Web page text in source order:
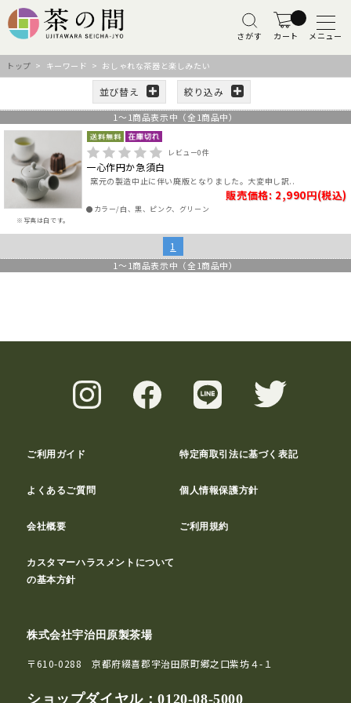
さがす カート メニュー
トップ > キーワード > おしゃれな茶器と楽しみたい
並び替え 絞り込み
1 ～ 1商品表示中（全 1商品中）
※写真は白です。
レビュー0件
一心作円か急須白
窯元の製造中止に伴い廃版となりました。大変申し訳..
販売価格: 2,990円(税込)
●カラー/白、黒、ピンク、グリーン
1
1 ～ 1商品表示中（全 1商品中）
ご利用ガイド 特定商取引法に基づく表記
よくあるご質問 個人情報保護方針
会社概要 ご利用規約
カスタマーハラスメントについて
の基本方針
株式会社宇治田原製茶場
〒610-0288 京都府綴喜郡宇治田原町郷之口紫坊４-１
ショップダイヤル：0120-08-5000